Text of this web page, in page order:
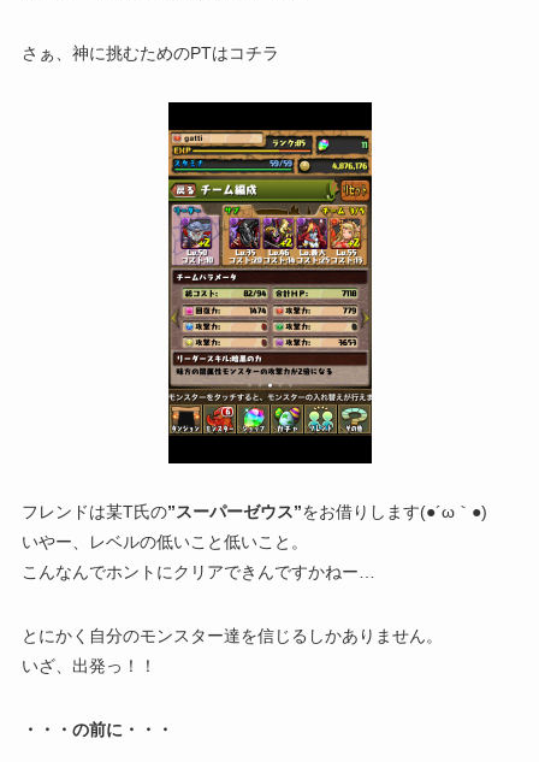
さぁ、神に挑むためのPTはコチラ
フレンドは某T氏の”スーパーゼウス”をお借りします(●´ω｀●)
いやー、レベルの低いこと低いこと。
こんなんでホントにクリアできんですかねー…
とにかく自分のモンスター達を信じるしかありません。
いざ、出発っ！！
・・・の前に・・・